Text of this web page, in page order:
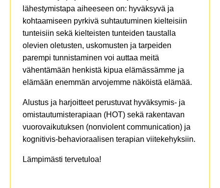
lähestymistapa aiheeseen on: hyväksyvä ja
kohtaamiseen pyrkivä suhtautuminen kielteisiin
tunteisiin sekä kielteisten tunteiden taustalla
olevien oletusten, uskomusten ja tarpeiden
parempi tunnistaminen voi auttaa meitä
vähentämään henkistä kipua elämässämme ja
elämään enemmän arvojemme näköistä elämää.
Alustus ja harjoitteet perustuvat hyväksymis- ja
omistautumisterapiaan (HOT) sekä rakentavan
vuorovaikutuksen (nonviolent communication) ja
kognitivis-behavioraalisen terapian viitekehyksiin.
Lämpimästi tervetuloa!